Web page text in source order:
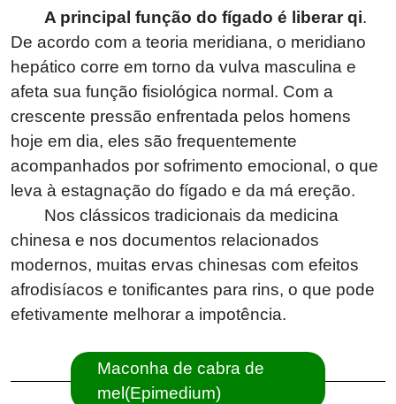
A principal função do fígado é liberar qi.
De acordo com a teoria meridiana, o meridiano
hepático corre em torno da vulva masculina e
afeta sua função fisiológica normal. Com a
crescente pressão enfrentada pelos homens
hoje em dia, eles são frequentemente
acompanhados por sofrimento emocional, o que
leva à estagnação do fígado e da má ereção.
Nos clássicos tradicionais da medicina
chinesa e nos documentos relacionados
modernos, muitas ervas chinesas com efeitos
afrodisíacos e tonificantes para rins, o que pode
efetivamente melhorar a impotência.
Maconha de cabra de
mel(Epimedium)